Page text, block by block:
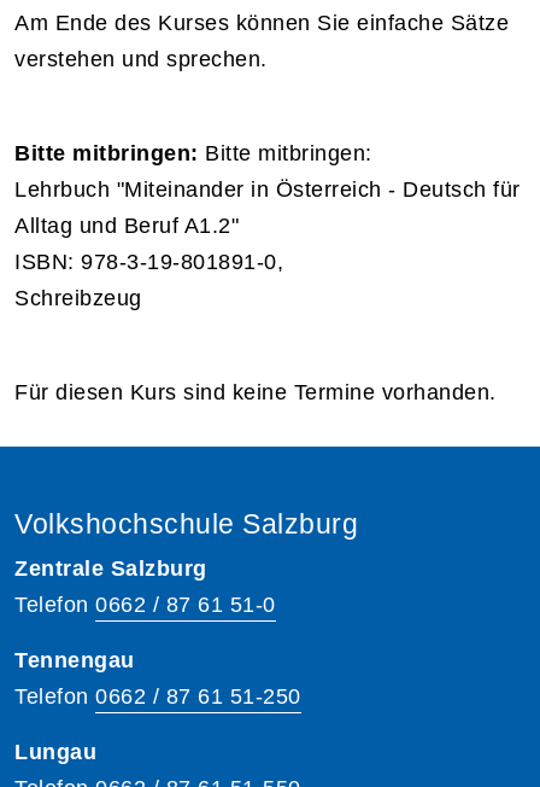
Am Ende des Kurses können Sie einfache Sätze
verstehen und sprechen.
Bitte mitbringen: Bitte mitbringen:
Lehrbuch "Miteinander in Österreich - Deutsch für
Alltag und Beruf A1.2"
ISBN: 978-3-19-801891-0,
Schreibzeug
Für diesen Kurs sind keine Termine vorhanden.
Volkshochschule Salzburg
Zentrale Salzburg
Telefon 0662 / 87 61 51-0
Tennengau
Telefon 0662 / 87 61 51-250
Lungau